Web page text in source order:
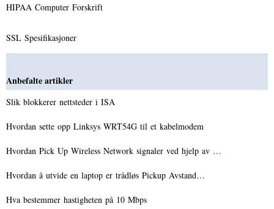
HIPAA Computer Forskrift
SSL Spesifikasjoner
Anbefalte artikler
Slik blokkerer nettsteder i ISA
Hvordan sette opp Linksys WRT54G til et kabelmodem
Hvordan Pick Up Wireless Network signaler ved hjelp av …
Hvordan å utvide en laptop er trådløs Pickup Avstand…
Hva bestemmer hastigheten på 10 Mbps